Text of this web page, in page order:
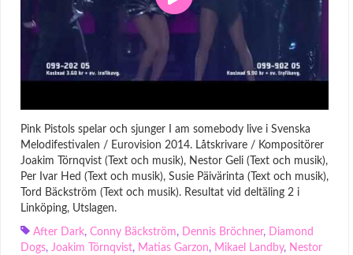
Pink Pistols spelar och sjunger I am somebody live i Svenska
Melodifestivalen / Eurovision 2014. Låtskrivare / Kompositörer
Joakim Törnqvist (Text och musik), Nestor Geli (Text och musik),
Per Ivar Hed (Text och musik), Susie Päivärinta (Text och musik),
Tord Bäckström (Text och musik). Resultat vid deltäling 2 i
Linköping, Utslagen.
After Dark, Conny Bäckström, Dennis Bröchner, Diamond
Dogs, Joakim Törnqvist, Matias Garzon, Mikael Landby, Nestor